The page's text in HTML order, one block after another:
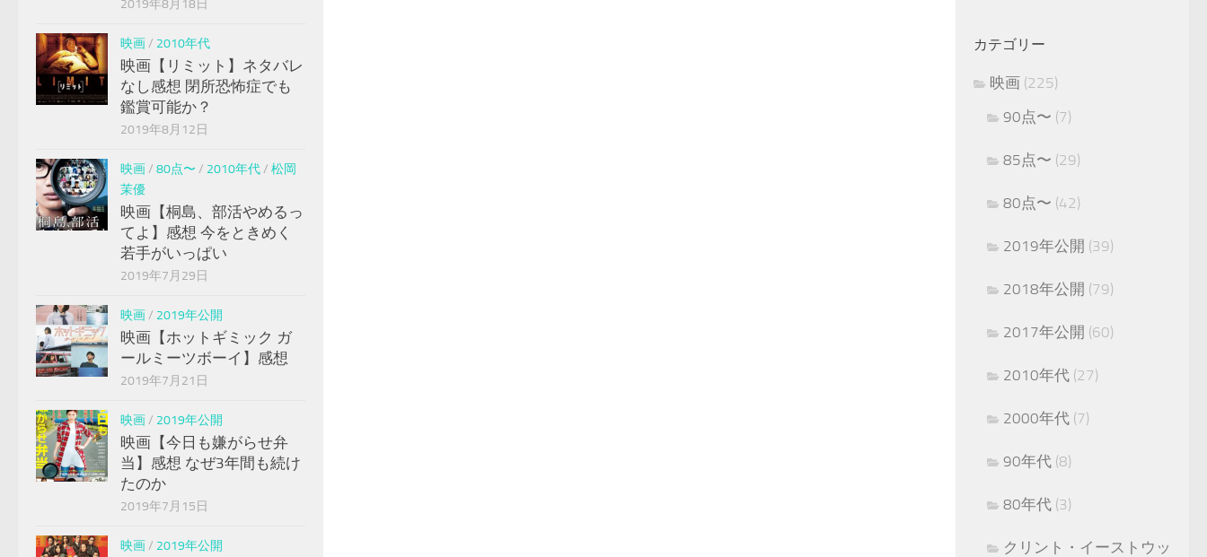
2019年8月18日
映画/ 2010年代
映画【リミット】ネタバレ
なし感想 閉所恐怖症でも
鑑賞可能か？
2019年8月12日
映画/ 80点〜 / 2010年代/ 松岡
茉優
映画【桐島、部活やめるっ
てよ】感想 今をときめく
若手がいっぱい
2019年7月29日
映画/ 2019年公開
映画【ホットギミック ガ
ールミーツボーイ】感想
2019年7月21日
映画/ 2019年公開
映画【今日も嫌がらせ弁
当】感想 なぜ3年間も続け
たのか
2019年7月15日
映画/ 2019年公開
カテゴリー
映画 (225)
90点〜 (7)
85点〜 (29)
80点〜 (42)
2019年公開 (39)
2018年公開 (79)
2017年公開 (60)
2010年代 (27)
2000年代 (7)
90年代 (8)
80年代 (3)
クリント・イーストウッ